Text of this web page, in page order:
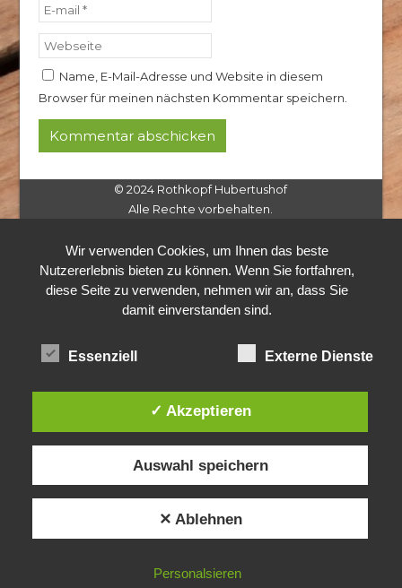
Name, E-Mail-Adresse und Website in diesem
Browser für meinen nächsten Kommentar speichern.
© 2024 Rothkopf Hubertushof
Alle Rechte vorbehalten.
Wir verwenden Cookies, um Ihnen das beste
Nutzererlebnis bieten zu können. Wenn Sie fortfahren,
diese Seite zu verwenden, nehmen wir an, dass Sie
damit einverstanden sind.
Essenziell Externe Dienste
✓ Akzeptieren
Auswahl speichern
✕ Ablehnen
Personalsieren